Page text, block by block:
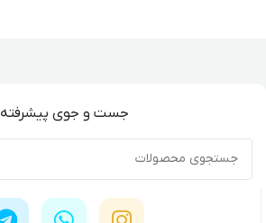
جست و جوی پیشرفته